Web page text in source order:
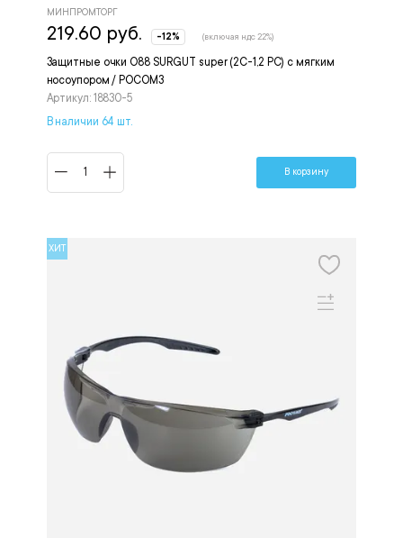
Защитные очки О88 SURGUT super (2С-1,2 PC) с мягким
носоупором / РОСОМЗ
Артикул: 18830-5
МИНПРОМТОРГ
219.60 руб. -12% (включая ндс 22%)
В наличии 64 шт.
В корзину
ХИТ